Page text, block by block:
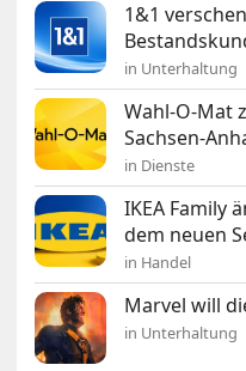
1&1
in Unterhaltung
Wahl-O-Mat
Sachsen-
in Dienste
IKEA Family
dem neuen
in Handel
Marvel will
in Unterhaltung